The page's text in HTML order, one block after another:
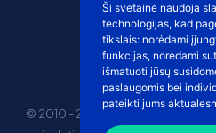
Ši svetainė naudoja
technologijas, kad
tikslais: norėdami
funkcijas, norėdami
išmatuoti jūsų
paslaugomis bei
pateikti jums
© 2010 - 2026 eshoprent prekinis